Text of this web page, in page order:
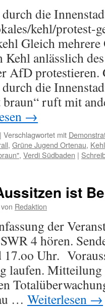
die
kehl/protest-
Gleich
Kehl anlässlich
AfD protestieren.
die
ruft mit
→
| Verschlagwortet mit
, Grüne Jugend Ortenau, Kehl
, Verdi Südbaden |
ist
von Redaktion
der
4 hören.
17.oo Uhr.
laufen.
… Weiterlesen →